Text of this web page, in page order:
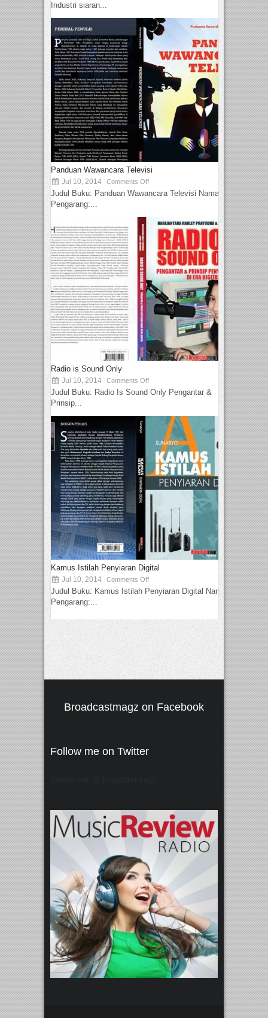
Industri siaran...
Panduan Wawancara Televisi
Jul 10, 2014 Comments Off
Judul Buku: Panduan Wawancara Televisi Nama
Pengarang:...
Radio is Sound Only
Jul 10, 2014 Comments Off
Judul Buku: Radio Is Sound Only Pengantar &
Prinsip...
Kamus Istilah Penyiaran Digital
Jul 10, 2014 Comments Off
Judul Buku: Kamus Istilah Penyiaran Digital Nama
Pengarang:...
Broadcastmagz on Facebook
Follow me on Twitter